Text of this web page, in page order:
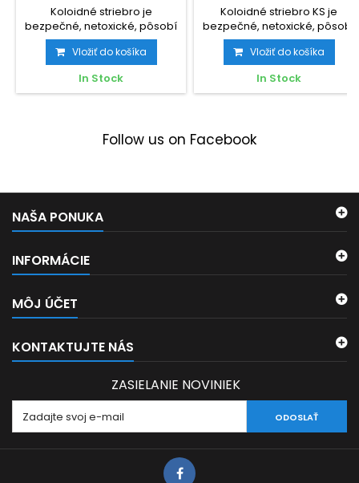
Koloidné striebro je
bezpečné, netoxické, pôsobí
ako antibiotikum, pomáha
pri...
Vložiť do košíka
In Stock
Koloidné striebro KS je
bezpečné, netoxické, pôsobí
ako antibiotikum, pomáha...
Vložiť do košíka
In Stock
Follow us on Facebook
NAŠA PONUKA
INFORMÁCIE
MÔJ ÚČET
KONTAKTUJTE NÁS
ZASIELANIE NOVINIEK
ODOSLAŤ